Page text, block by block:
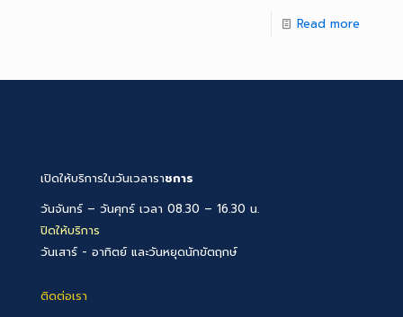
Read more
เปิดให้บริการในวันเวลาราชการ
วันจันทร์ – วันศุกร์ เวลา 08.30 – 16.30 น.
ปิดให้บริการ
วันเสาร์ - อาทิตย์ และวันหยุดนักขัตฤกษ์
ติดต่อเรา